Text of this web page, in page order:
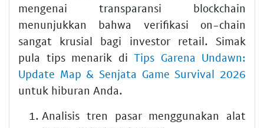
mengenai transparansi blockchain
menunjukkan bahwa verifikasi on-chain
sangat krusial bagi investor retail. Simak
pula tips menarik di Tips Garena Undawn:
Update Map & Senjata Game Survival 2026
untuk hiburan Anda.
Analisis tren pasar menggunakan alat